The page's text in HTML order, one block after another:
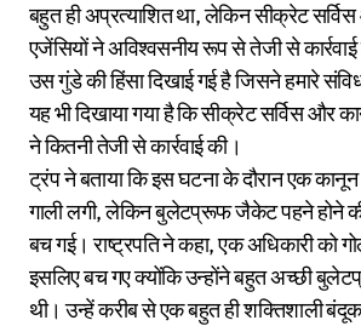
बहुत ही अप्रत्याशित था, लेकिन सीक्रेट
एजेंसियों ने अविश्वसनीय रूप से तेजी से
उस गुंडे की हिंसा दिखाई गई है जिसने हमारे
यह भी दिखाया गया है कि सीक्रेट सर्विस और
ने कितनी तेजी से कार्रवाई की।
ट्रंप ने बताया कि इस घटना के दौरान एक कानून
गाली लगी, लेकिन बुलेटप्रूफ जैकेट पहने होने
बच गई। राष्ट्रपति ने कहा, एक अधिकारी को
इसलिए बच गए क्योंकि उन्होंने बहुत अच्छी
थी। उन्हें करीब से एक बहुत ही शक्तिशाली बंदूक